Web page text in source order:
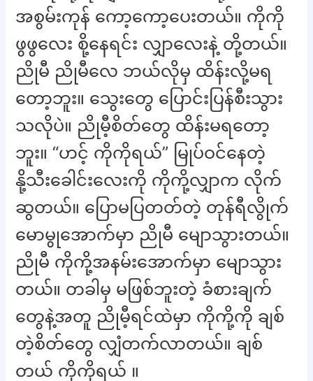
အစွမ်းကုန် ကော့ကော့ပေးတယ်။ ကိုကို
ဖွဖွလေး စို့နေရင်း လျှာလေးနဲ့ တို့တယ်။
ညိုမီ ညိုမီလေ ဘယ်လိုမှ ထိန်းလို့မရ
တော့ဘူး။ သွေးတွေ ပြောင်းပြန်စီးသွား
သလိုပဲ။ ညိုမီ့စိတ်တွေ ထိန်းမရတော့
ဘူး။ “ဟင့် ကိုကိုရယ်” မြုပ်ဝင်နေတဲ့
နို့သီးခေါင်းလေးကို ကိုကို့လျှာက လိုက်
ဆွတယ်။ ပြောမပြတတ်တဲ့ တုန်ရီလွိုက်
မောမွုအောက်မှာ ညိုမီ မျောသွားတယ်။
ညိုမီ ကိုကို့အနမ်းအောက်မှာ မျောသွား
တယ်။ တခါမှ မဖြစ်ဘူးတဲ့ ခံစားချက်
တွေနဲ့အတူ ညိုမီ့ရင်ထဲမှာ ကိုကို့ကို ချစ်
တဲ့စိတ်တွေ လျှံတက်လာတယ်။ ချစ်
တယ် ကိုကိုရယ် ။